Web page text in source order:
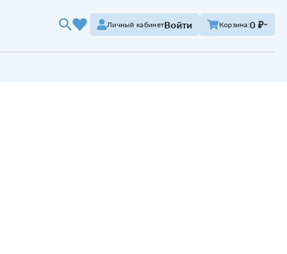
Личный кабинетВойти Корзина:0 ₽